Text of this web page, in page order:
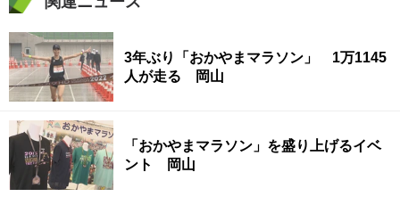
3年ぶり「おかやまマラソン」 1万1145
人が走る 岡山
「おかやまマラソン」を盛り上げるイベ
ント 岡山